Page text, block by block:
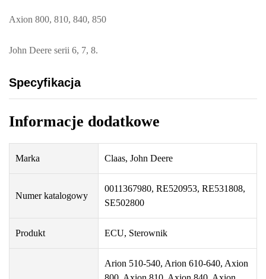
Axion 800, 810, 840, 850
John Deere serii 6, 7, 8.
Specyfikacja
Informacje dodatkowe
Marka Claas, John Deere
Numer katalogowy
0011367980, RE520953, RE531808,
SE502800
Produkt ECU, Sterownik
Arion 510-540, Arion 610-640, Axion